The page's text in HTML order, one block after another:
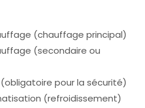
(chauffage principal)
(secondaire ou
pour la sécurité)
(refroidissement)